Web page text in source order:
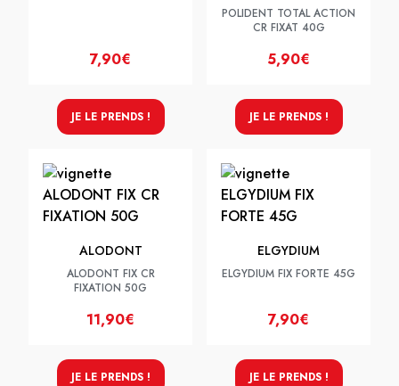
7,90€
JE LE PRENDS !
POLIDENT TOTAL ACTION
CR FIXAT 40G
5,90€
JE LE PRENDS !
ALODONT
ALODONT FIX CR
FIXATION 50G
11,90€
JE LE PRENDS !
ELGYDIUM
ELGYDIUM FIX FORTE 45G
7,90€
JE LE PRENDS !